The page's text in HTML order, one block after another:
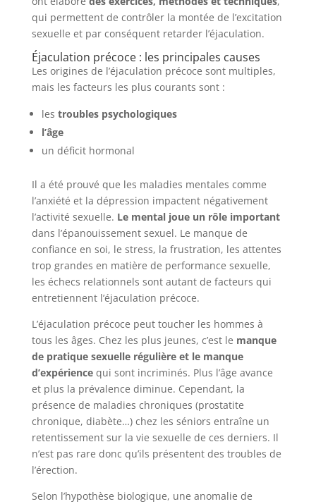
qui permettent de contrôler la montée de l’excitation
sexuelle et par conséquent retarder l’éjaculation.
Éjaculation précoce : les principales causes
Les origines de l’éjaculation précoce sont multiples,
mais les facteurs les plus courants sont :
les troubles psychologiques
l’âge
un déficit hormonal
Il a été prouvé que les maladies mentales comme
l’anxiété et la dépression impactent négativement
l’activité sexuelle. Le mental joue un rôle important
dans l’épanouissement sexuel. Le manque de
confiance en soi, le stress, la frustration, les attentes
trop grandes en matière de performance sexuelle,
les échecs relationnels sont autant de facteurs qui
entretiennent l’éjaculation précoce.
L’éjaculation précoce peut toucher les hommes à
tous les âges. Chez les plus jeunes, c’est le manque
de pratique sexuelle régulière et le manque
d’expériencequi sont incriminés. Plus l’âge avance
et plus la prévalence diminue. Cependant, la
présence de maladies chroniques (prostatite
chronique, diabète…) chez les séniors entraîne un
retentissement sur la vie sexuelle de ces derniers. Il
n’est pas rare donc qu’ils présentent des troubles de
l’érection.
Selon l’hypothèse biologique, une anomalie de